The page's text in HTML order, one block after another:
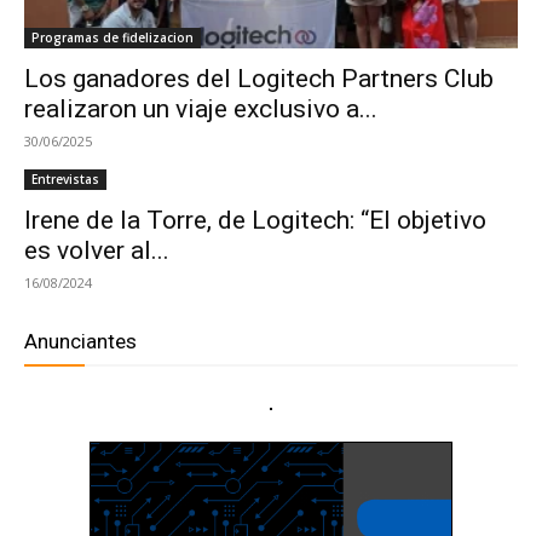
Programas de fidelizacion
Los ganadores del Logitech Partners Club
realizaron un viaje exclusivo a...
30/06/2025
Entrevistas
Irene de la Torre, de Logitech: “El objetivo
es volver al...
16/08/2024
Anunciantes